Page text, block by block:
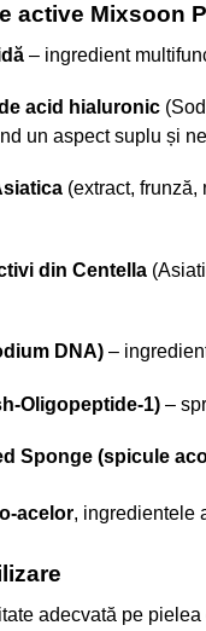
active Mixsoon
– ingredient
acid hialuronic
un aspect suplu și
(extract, frunză,
din Centella
DNA)–
Oligopeptide-1)–
Sponge (spicule
acelor, ingredientele
adecvată pe